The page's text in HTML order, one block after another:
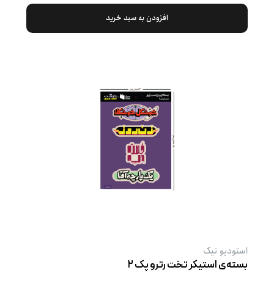
افزودن به سبد خرید
استودیو نیک
بسته‌ی استیکر تخت رترو پک ۲